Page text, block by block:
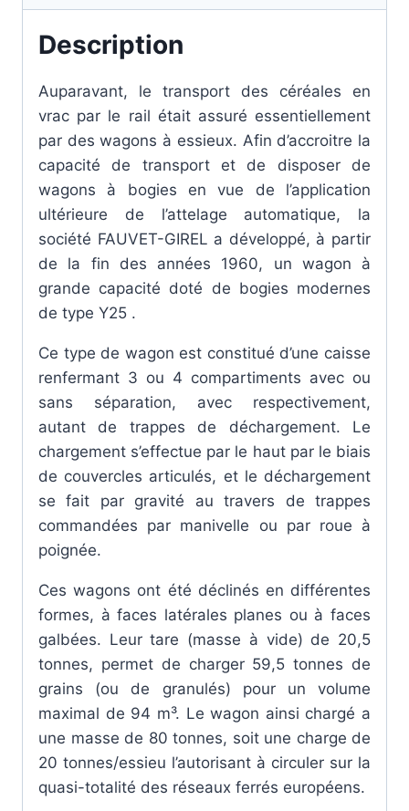
Description
Auparavant, le transport des céréales en
vrac par le rail était assuré essentiellement
par des wagons à essieux. Afin d’accroitre la
capacité de transport et de disposer de
wagons à bogies en vue de l’application
ultérieure de l’attelage automatique, la
société FAUVET-GIREL a développé, à partir
de la fin des années 1960, un wagon à
grande capacité doté de bogies modernes
de type Y25 .
Ce type de wagon est constitué d’une caisse
renfermant 3 ou 4 compartiments avec ou
sans séparation, avec respectivement,
autant de trappes de déchargement. Le
chargement s’effectue par le haut par le biais
de couvercles articulés, et le déchargement
se fait par gravité au travers de trappes
commandées par manivelle ou par roue à
poignée.
Ces wagons ont été déclinés en différentes
formes, à faces latérales planes ou à faces
galbées. Leur tare (masse à vide) de 20,5
tonnes, permet de charger 59,5 tonnes de
grains (ou de granulés) pour un volume
maximal de 94 m³. Le wagon ainsi chargé a
une masse de 80 tonnes, soit une charge de
20 tonnes/essieu l’autorisant à circuler sur la
quasi-totalité des réseaux ferrés européens.